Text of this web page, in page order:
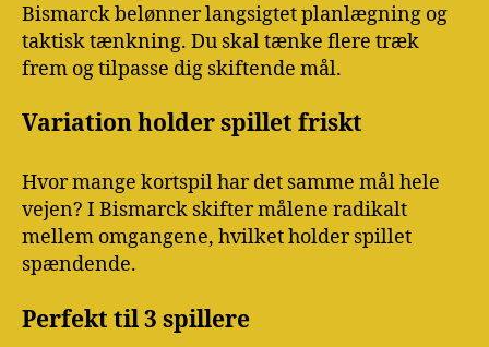
Bismarck belønner langsigtet planlægning og
taktisk tænkning. Du skal tænke flere træk
frem og tilpasse dig skiftende mål.
Variation holder spillet friskt
Hvor mange kortspil har det samme mål hele
vejen? I Bismarck skifter målene radikalt
mellem omgangene, hvilket holder spillet
spændende.
Perfekt til 3 spillere